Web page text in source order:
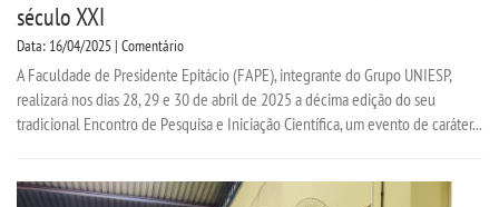
século XXI
Data: 16/04/2025 | Comentário
A Faculdade de Presidente Epitácio (FAPE), integrante do Grupo UNIESP,
realizará nos dias 28, 29 e 30 de abril de 2025 a décima edição do seu
tradicional Encontro de Pesquisa e Iniciação Científica, um evento de caráter...